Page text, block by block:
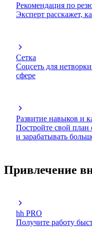
Рекомендация по
Эксперт расскажет,
Сетка
Соцсеть для
сфере
Развитие навыков и
Постройте свой план
и зарабатывать
Привлечение
hh PRO
Получите работу